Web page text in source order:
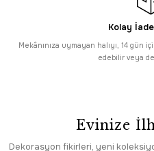
Tüm Alışverişlerde Ücretsiz
HIZLI TESLİMAT
Enti
PROMOSYONLU ÜRÜN
Tüm Alışverişlerde Ücretsiz
Enti Miras 6814 Kahverengi -
Kolay
Mekânınıza uymayan halıyı, 14 gün
edebilir veya
Evinize
Dekorasyon fikirleri, yeni